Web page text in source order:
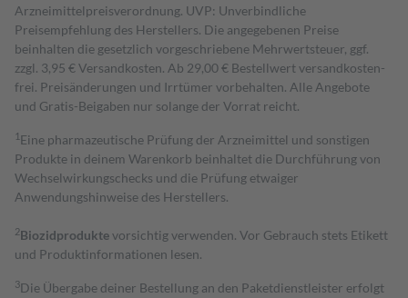
Arzneimittelpreisverordnung. UVP: Unverbindliche
Preisempfehlung des Herstellers. Die angegebenen Preise
beinhalten die gesetzlich vorgeschriebene Mehrwertsteuer, ggf.
zzgl. 3,95 € Versandkosten. Ab 29,00 € Bestell­wert versand­kosten­
frei. Preisänderungen und Irrtümer vorbehalten. Alle Angebote
und Gratis-Beigaben nur solange der Vorrat reicht.
1 Eine pharmazeutische Prüfung der Arzneimittel und sonstigen
Produkte in deinem Warenkorb beinhaltet die Durchführung von
Wechselwirkungschecks und die Prüfung etwaiger
Anwendungshinweise des Herstellers.
2Biozidproduktevorsichtig verwenden. Vor Gebrauch stets Etikett
und Produktinformationen lesen.
3Die Übergabe deiner Bestellung an den Paketdienstleister erfolgt